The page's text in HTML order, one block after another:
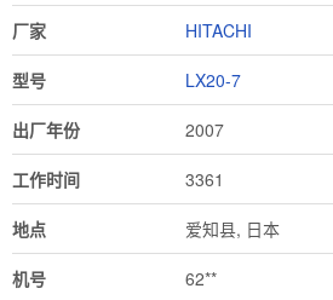
厂家 HITACHI
型号 LX20-7
出厂年份 2007
工作时间 3361
地点 爱知县, 日本
机号 62**